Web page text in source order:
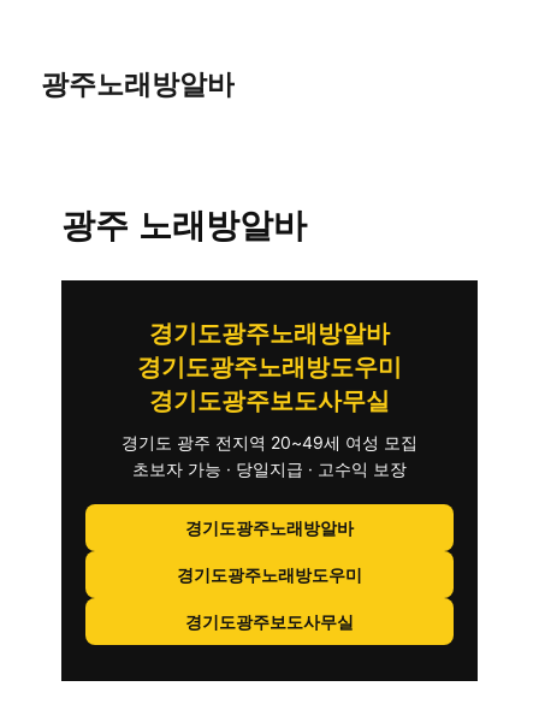
광주노래방알바
광주 노래방알바
경기도광주노래방알바
경기도광주노래방도우미
경기도광주보도사무실
경기도 광주 전지역 20~49세 여성 모집
초보자 가능 · 당일지급 · 고수익 보장
경기도광주노래방알바
경기도광주노래방도우미
경기도광주보도사무실